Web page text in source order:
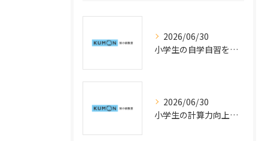
2026/06/30
小学生の自学自習を育てる仕組みと公文式学習の活用法
2026/06/30
小学生の計算力向上指導で公文式学習を活用した速度アップの工夫